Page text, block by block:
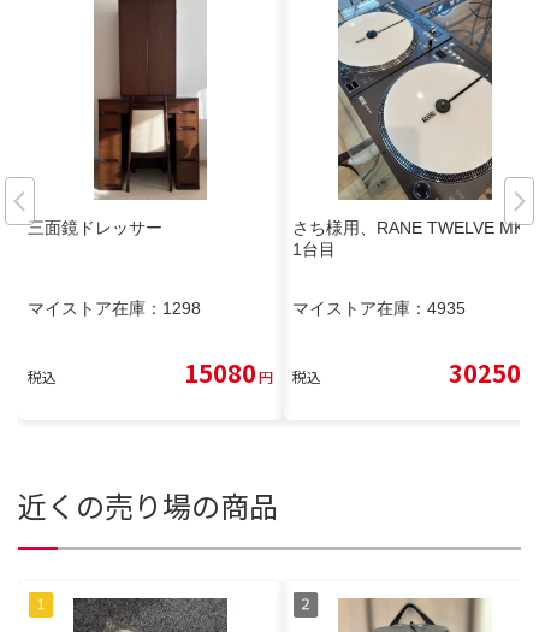
三面鏡ドレッサー
マイストア在庫： 1298
税込 15080円
さち様用、RANE TWELVE MKII
1台目
マイストア在庫： 4935
税込 30250
近くの売り場の商品